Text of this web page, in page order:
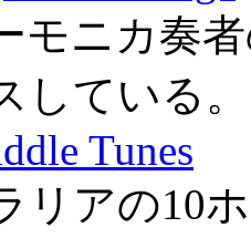
モニカ奏
している
Tunes
リアの10